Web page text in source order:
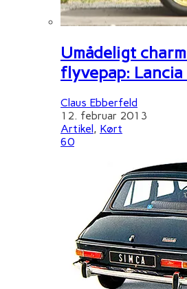
Umådeligt
flyvepap:
Claus Ebberfeld
12. februar 2013
Artikel, Kørt
60